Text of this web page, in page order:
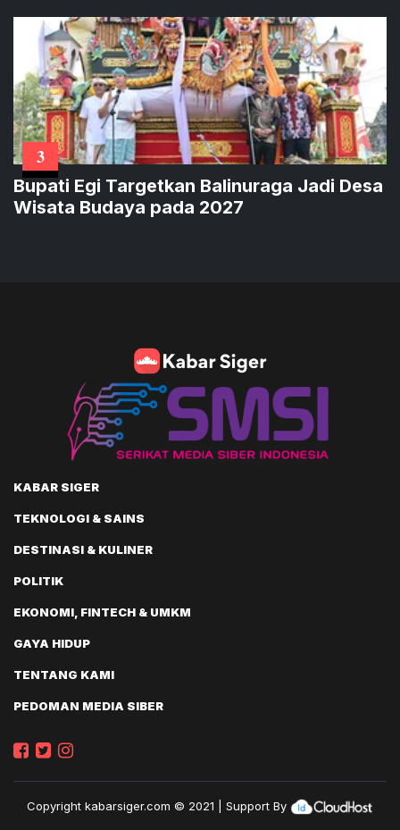
3
Bupati Egi Targetkan Balinuraga Jadi Desa
Wisata Budaya pada 2027
KABAR SIGER
TEKNOLOGI & SAINS
DESTINASI & KULINER
POLITIK
EKONOMI, FINTECH & UMKM
GAYA HIDUP
TENTANG KAMI
PEDOMAN MEDIA SIBER
Copyright kabarsiger.com © 2021 | Support By